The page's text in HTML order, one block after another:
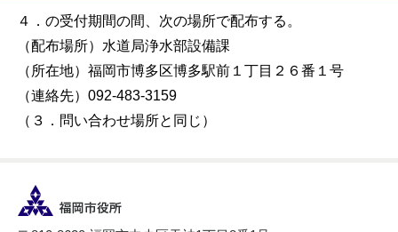
４．の受付期間の間、次の場所で配布する。
（配布場所）水道局浄水部設備課
（所在地）福岡市博多区博多駅前１丁目２６番１号
（連絡先）092-483-3159
（３．問い合わせ場所と同じ）